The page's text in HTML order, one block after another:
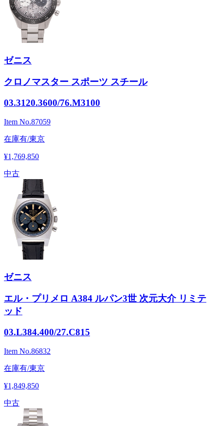
ゼニス
クロノマスター スポーツ スチール
03.3120.3600/76.M3100
Item No.87059
在庫有/東京
¥1,769,850
中古
ゼニス
エル・プリメロ A384 ルパン3世 次元大介 リミテ
ッド
03.L384.400/27.C815
Item No.86832
在庫有/東京
¥1,849,850
中古